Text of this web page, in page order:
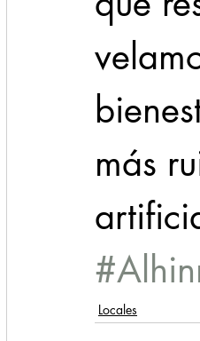
más
Locales